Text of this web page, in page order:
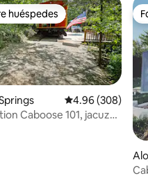
preferido
huéspedes
Calificación
4.96 (308)
Caboose 101, jacuzzi